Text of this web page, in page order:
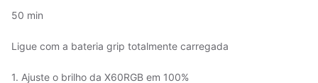
50 min
Ligue com a bateria grip totalmente carregada
1. Ajuste o brilho da X60RGB em 100%